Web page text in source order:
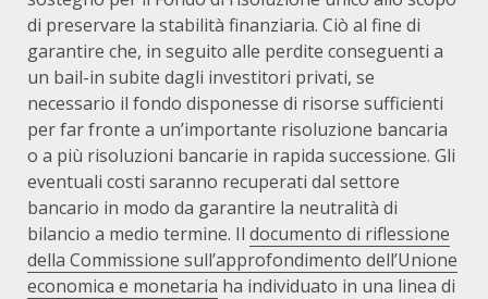
di preservare la stabilità finanziaria. Ciò al fine di
garantire che, in seguito alle perdite conseguenti a
un bail-in subite dagli investitori privati, se
necessario il fondo disponesse di risorse sufficienti
per far fronte a un’importante risoluzione bancaria
o a più risoluzioni bancarie in rapida successione. Gli
eventuali costi saranno recuperati dal settore
bancario in modo da garantire la neutralità di
bilancio a medio termine. Il documento di riflessione
della Commissione sull’approfondimento dell’Unione
economica e monetaria ha individuato in una linea di